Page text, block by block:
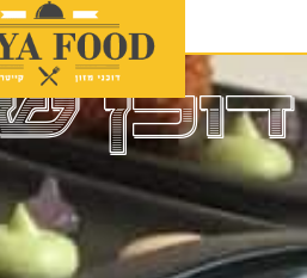
דוכן